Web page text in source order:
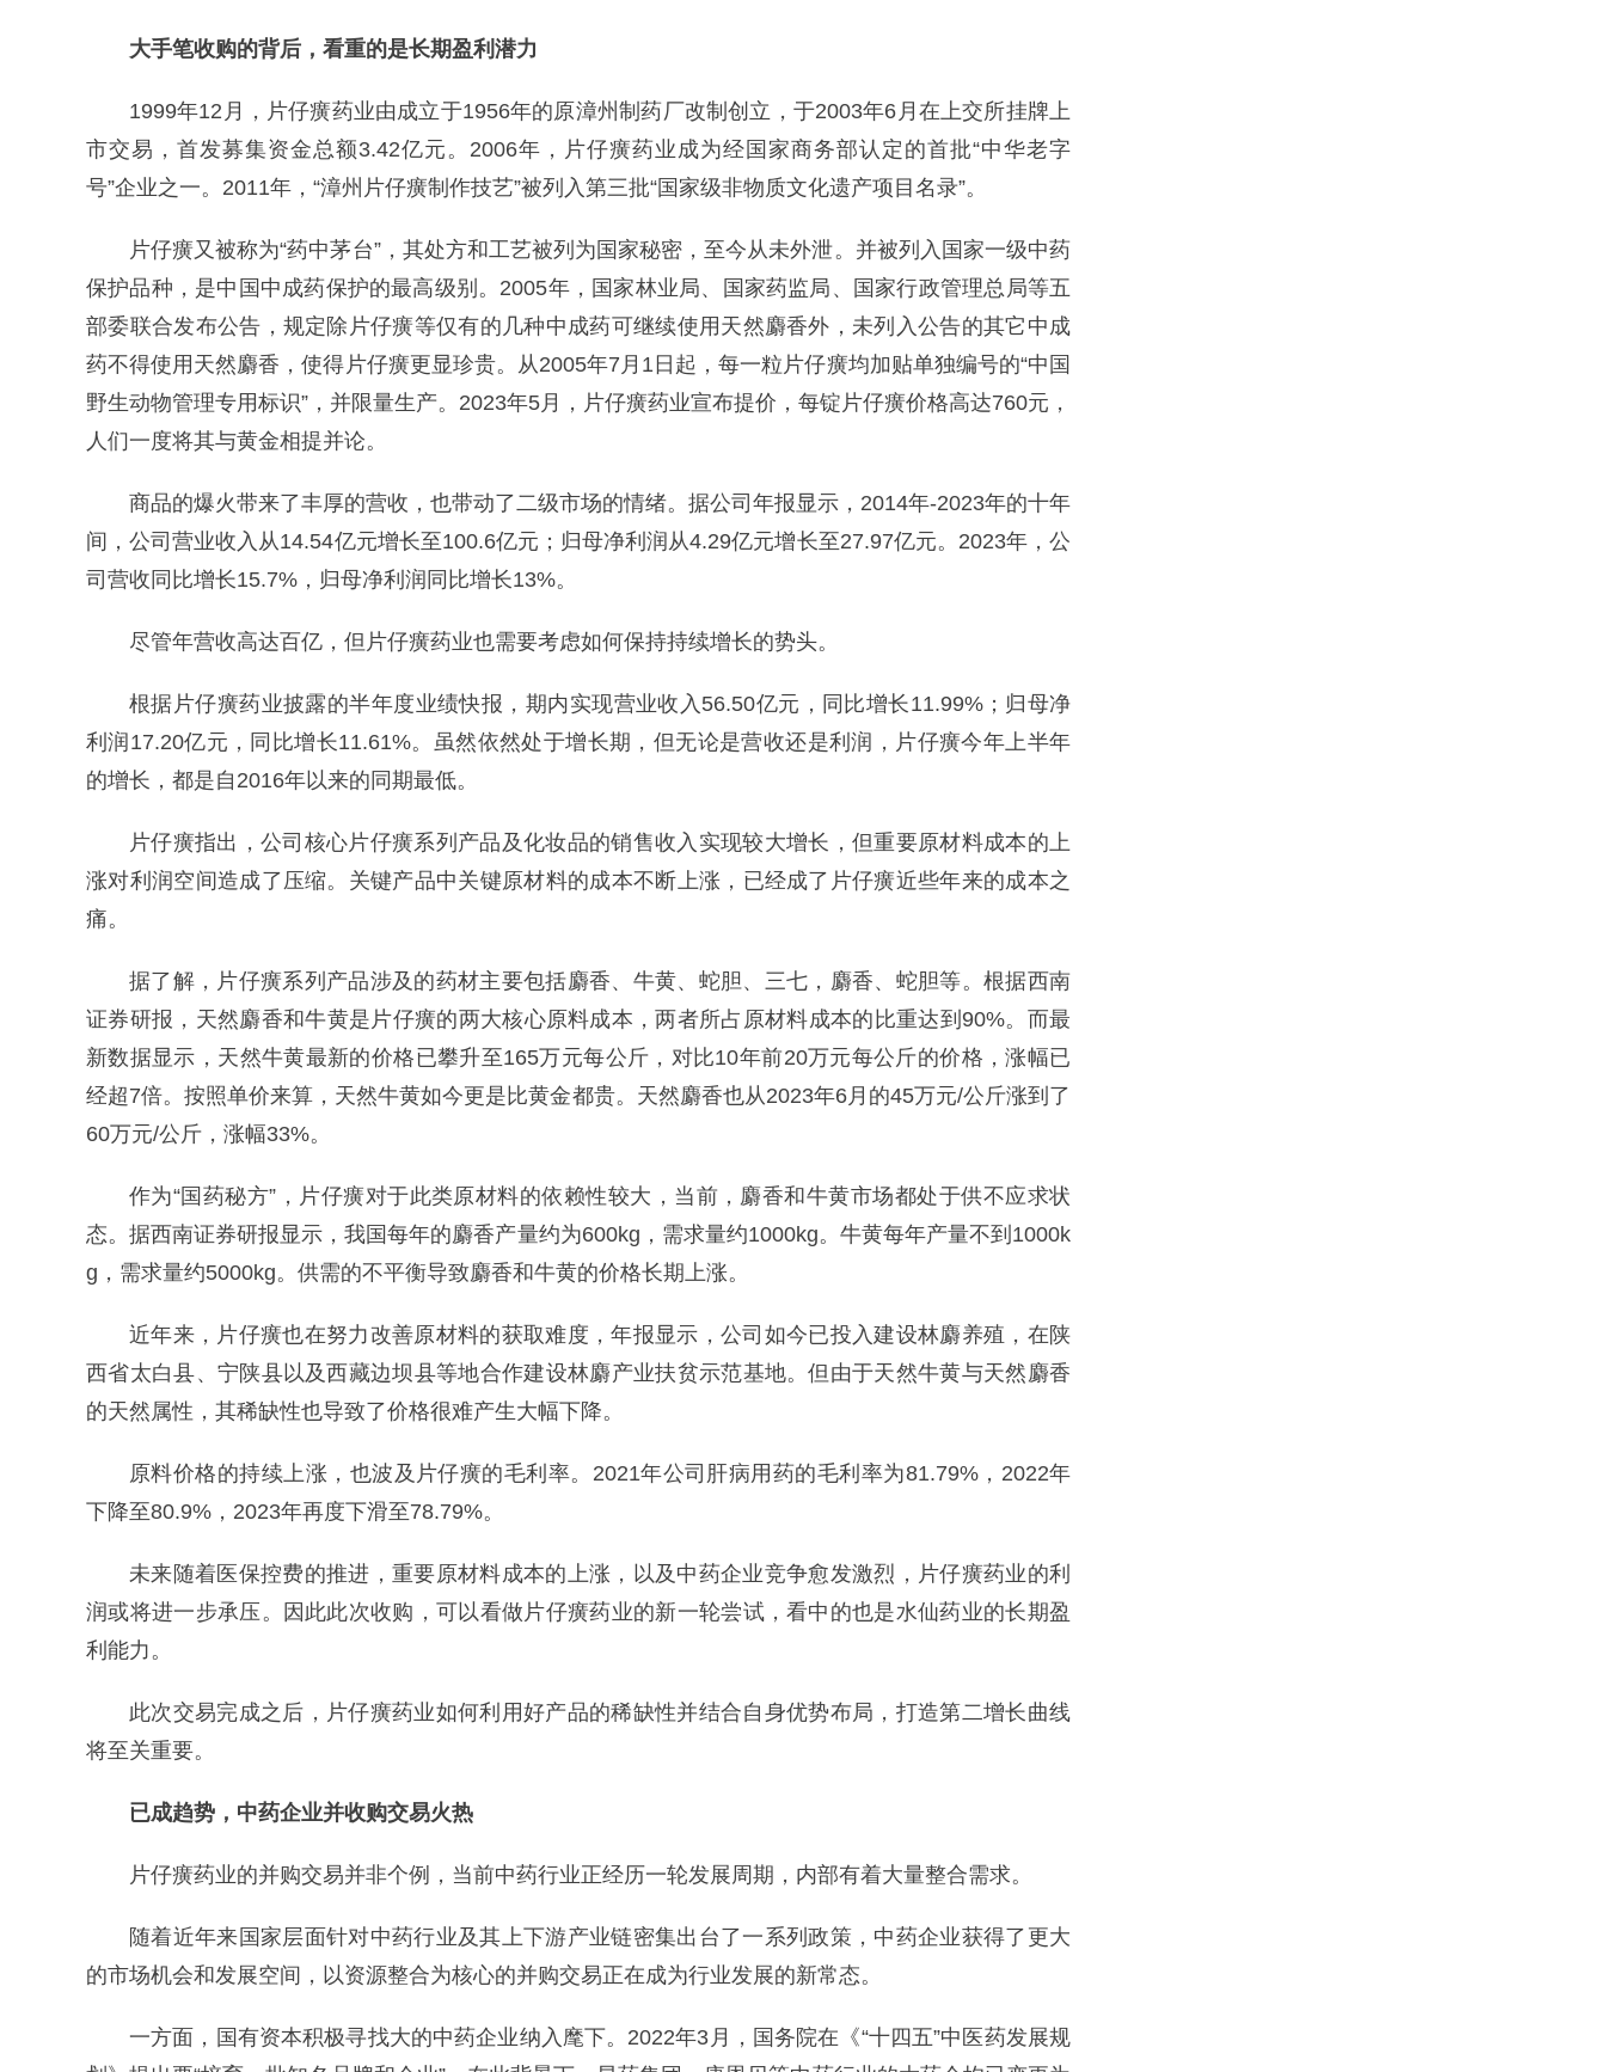
大手笔收购的背后， 看重的是长期盈利潜力
1999年12月，片仔癀药业由成立于1956年的原漳州制药厂改制创立，于2003年6月在上交所挂牌上
市交易，首发募集资金总额3.42亿元。2006年，片仔癀药业成为经国家商务部认定的首批“中华老字
号”企业之一。2011年，“漳州片仔癀制作技艺”被列入第三批“国家级非物质文化遗产项目名录”。
片仔癀又被称为“药中茅台”，其处方和工艺被列为国家秘密，至今从未外泄。并被列入国家一级中药
保护品种，是中国中成药保护的最高级别。2005年，国家林业局、国家药监局、国家行政管理总局等五
部委联合发布公告，规定除片仔癀等仅有的几种中成药可继续使用天然麝香外，未列入公告的其它中成
药不得使用天然麝香，使得片仔癀更显珍贵。从2005年7月1日起，每一粒片仔癀均加贴单独编号的“中国
野生动物管理专用标识”，并限量生产。2023年5月，片仔癀药业宣布提价，每锭片仔癀价格高达760元，
人们一度将其与黄金相提并论。
商品的爆火带来了丰厚的营收，也带动了二级市场的情绪。据公司年报显示，2014年-2023年的十年
间，公司营业收入从14.54亿元增长至100.6亿元；归母净利润从4.29亿元增长至27.97亿元。2023年，公
司营收同比增长15.7%，归母净利润同比增长13%。
尽管年营收高达百亿，但片仔癀药业也需要考虑如何保持持续增长的势头。
根据片仔癀药业披露的半年度业绩快报，期内实现营业收入56.50亿元，同比增长11.99%；归母净
利润17.20亿元，同比增长11.61%。虽然依然处于增长期，但无论是营收还是利润，片仔癀今年上半年
的增长，都是自2016年以来的同期最低。
片仔癀指出，公司核心片仔癀系列产品及化妆品的销售收入实现较大增长，但重要原材料成本的上
涨对利润空间造成了压缩。关键产品中关键原材料的成本不断上涨，已经成了片仔癀近些年来的成本之
痛。
据了解，片仔癀系列产品涉及的药材主要包括麝香、牛黄、蛇胆、三七，麝香、蛇胆等。根据西南
证券研报，天然麝香和牛黄是片仔癀的两大核心原料成本，两者所占原材料成本的比重达到90%。而最
新数据显示，天然牛黄最新的价格已攀升至165万元每公斤，对比10年前20万元每公斤的价格，涨幅已
经超7倍。按照单价来算，天然牛黄如今更是比黄金都贵。天然麝香也从2023年6月的45万元/公斤涨到了
60万元/公斤，涨幅33%。
作为“国药秘方”，片仔癀对于此类原材料的依赖性较大，当前，麝香和牛黄市场都处于供不应求状
态。据西南证券研报显示，我国每年的麝香产量约为600kg，需求量约1000kg。牛黄每年产量不到1000k
g，需求量约5000kg。供需的不平衡导致麝香和牛黄的价格长期上涨。
近年来，片仔癀也在努力改善原材料的获取难度，年报显示，公司如今已投入建设林麝养殖，在陕
西省太白县、宁陕县以及西藏边坝县等地合作建设林麝产业扶贫示范基地。但由于天然牛黄与天然麝香
的天然属性，其稀缺性也导致了价格很难产生大幅下降。
原料价格的持续上涨，也波及片仔癀的毛利率。2021年公司肝病用药的毛利率为81.79%，2022年
下降至80.9%，2023年再度下滑至78.79%。
未来随着医保控费的推进，重要原材料成本的上涨，以及中药企业竞争愈发激烈，片仔癀药业的利
润或将进一步承压。因此此次收购，可以看做片仔癀药业的新一轮尝试，看中的也是水仙药业的长期盈
利能力。
此次交易完成之后，片仔癀药业如何利用好产品的稀缺性并结合自身优势布局，打造第二增长曲线
将至关重要。
已成趋势， 中药企业并收购交易火热
片仔癀药业的并购交易并非个例，当前中药行业正经历一轮发展周期，内部有着大量整合需求。
随着近年来国家层面针对中药行业及其上下游产业链密集出台了一系列政策，中药企业获得了更大
的市场机会和发展空间，以资源整合为核心的并购交易正在成为行业发展的新常态。
一方面，国有资本积极寻找大的中药企业纳入麾下。2022年3月，国务院在《“十四五”中医药发展规